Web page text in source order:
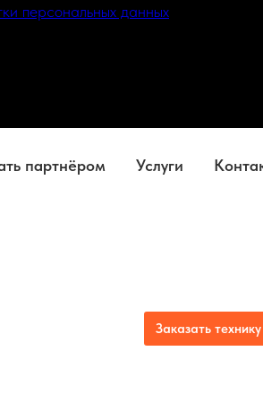
персональных данных
партнёром Услуги
Заказать технику